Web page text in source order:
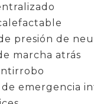
presión de
marcha atrás
de emergencia